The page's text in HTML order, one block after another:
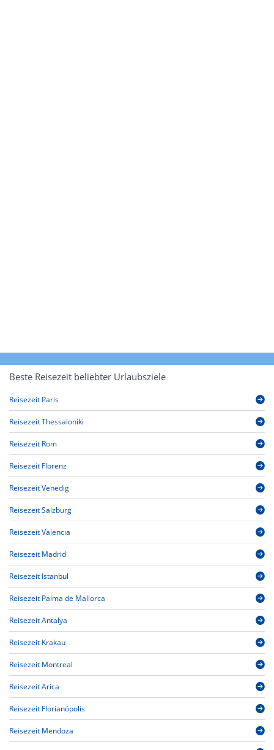
Beste Reisezeit beliebter Urlaubsziele
Reisezeit Paris
Reisezeit Thessaloniki
Reisezeit Rom
Reisezeit Florenz
Reisezeit Venedig
Reisezeit Salzburg
Reisezeit Valencia
Reisezeit Madrid
Reisezeit Istanbul
Reisezeit Palma de Mallorca
Reisezeit Antalya
Reisezeit Krakau
Reisezeit Montreal
Reisezeit Arica
Reisezeit Florianópolis
Reisezeit Mendoza